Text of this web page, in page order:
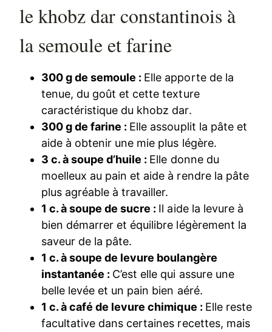
le khobz dar constantinois à
la semoule et farine
300 g de semoule : Elle apporte de la
tenue, du goût et cette texture
caractéristique du khobz dar.
300 g de farine : Elle assouplit la pâte et
aide à obtenir une mie plus légère.
3 c. à soupe d’huile : Elle donne du
moelleux au pain et aide à rendre la pâte
plus agréable à travailler.
1 c. à soupe de sucre : Il aide la levure à
bien démarrer et équilibre légèrement la
saveur de la pâte.
1 c. à soupe de levure boulangère
instantanée : C’est elle qui assure une
belle levée et un pain bien aéré.
1 c. à café de levure chimique : Elle reste
facultative dans certaines recettes, mais